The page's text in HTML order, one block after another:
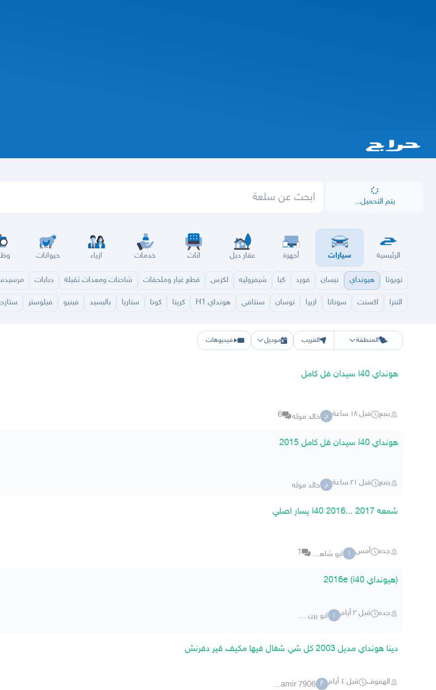
يتم التحميل...
الرئيسية سيارات أجهزة عقار ديل اثاث خدمات ازياء حيوانات
تويوتا هيونداي نيسان فورد كيا شيفروليه لكزس قطع غيار وملحقات شاحنات ومعدات ثقيلة دبابات
النترا اكسنت سوناتا ازيرا توسان سنتافي هونداي H1 كريتا كونا ستاريا باليسيد فينيو فيلوستر
المنطقة
الرياض الشرقيه حفر الباطن المدينة الطايف القصيم الباحة
القريب موديل فيديوهات
هونداي i40 سيدان فل كامل
ينبع قبل ١٨ ساعة خ خالد موله 6
هونداي i40 سيدان فل كامل 2015
ينبع قبل ٢١ ساعة خ خالد موله
شمعه i40 2016... 2017 يسار اصلي
جده أمس ا ابو شاهين 999 1
(هيونداي 2016e (i40
جده قبل ٣ أيام ا ابو يزن 77161
دينا هونداي مديل 2003 كل شي شغال فيها مكيف قير دفرنش
الهفوف قبل ٤ أيام F
fahad amir 7906